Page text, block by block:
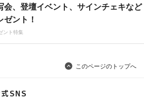
会、登壇イベント、サインチェキなど
ゼント！
ント特集
このページのトップへ